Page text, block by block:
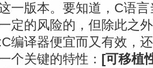
一版本。要知道，C语
定的风险的，但除此之
编译器便宜而又有效，
个关键的特性： [可移植